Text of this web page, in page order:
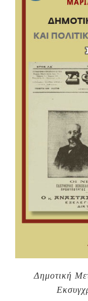
Δημοτική